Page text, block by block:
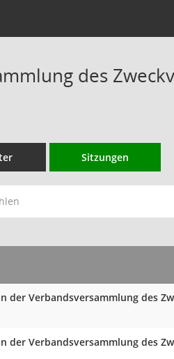
des
Sitzungen
Verbandsversammlung des
Verbandsversammlung des